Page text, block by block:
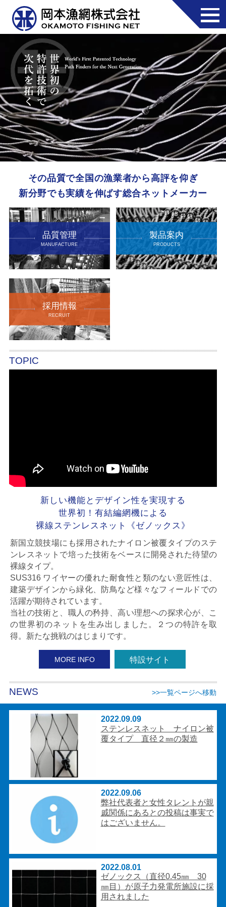
その品質で全国の漁業者から高評を仰ぎ
新分野でも実績を伸ばす総合ネットメーカー
品質管理
MANUFACTURE
製品案内
PRODUCTS
採用情報
RECRUIT
TOPIC
新しい機能とデザイン性を実現する
世界初！有結編網機による
裸線ステンレスネット《ゼノックス》
新国立競技場にも採用されたナイロン被覆タイプのステ
ンレスネットで培った技術をベースに開発された待望の
裸線タイプ。
SUS316 ワイヤーの優れた耐食性と類のない意匠性は、
建築デザインから緑化、防鳥など様々なフィールドでの
活躍が期待されています。
当社の技術と、職人の矜持、高い理想への探求心が、こ
の世界初のネットを生み出しました。２つの特許を取
得。新たな挑戦のはじまりです。
MORE INFO 特設サイト
NEWS >>一覧ページへ移動
2022.09.09
ステンレスネット ナイロン被
覆タイプ 直径２㎜の製造
2022.09.06
弊社代表者と女性タレントが親
戚関係にあるとの投稿は事実で
はございません。
2022.08.01
ゼノックス（直径0.45㎜ 30
㎜目）が原子力発電所施設に採
用されました